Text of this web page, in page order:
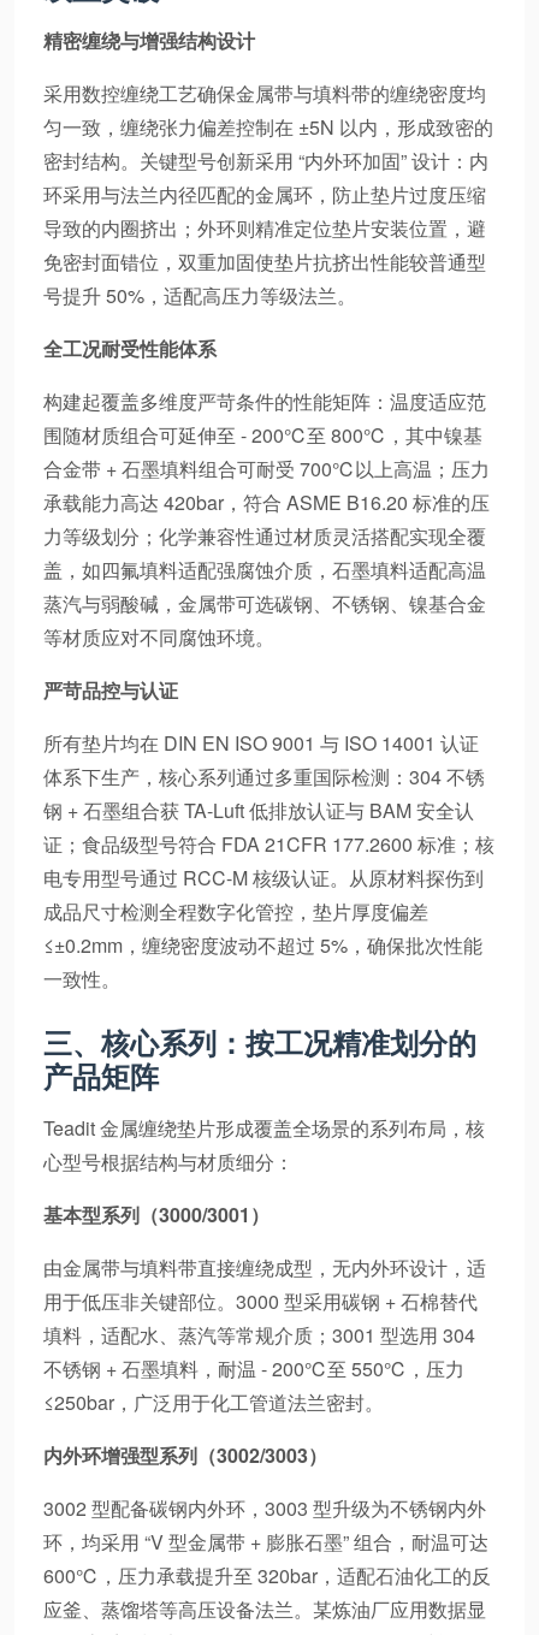
精密缠绕与增强结构设计
采用数控缠绕工艺确保金属带与填料带的缠绕密度均
匀一致，缠绕张力偏差控制在 ±5N 以内，形成致密的
密封结构。关键型号创新采用 “内外环加固” 设计：内
环采用与法兰内径匹配的金属环，防止垫片过度压缩
导致的内圈挤出；外环则精准定位垫片安装位置，避
免密封面错位，双重加固使垫片抗挤出性能较普通型
号提升 50%，适配高压力等级法兰。
全工况耐受性能体系
构建起覆盖多维度严苛条件的性能矩阵：温度适应范
围随材质组合可延伸至 - 200℃至 800℃，其中镍基
合金带 + 石墨填料组合可耐受 700℃以上高温；压力
承载能力高达 420bar，符合 ASME B16.20 标准的压
力等级划分；化学兼容性通过材质灵活搭配实现全覆
盖，如四氟填料适配强腐蚀介质，石墨填料适配高温
蒸汽与弱酸碱，金属带可选碳钢、不锈钢、镍基合金
等材质应对不同腐蚀环境。
严苛品控与认证
所有垫片均在 DIN EN ISO 9001 与 ISO 14001 认证
体系下生产，核心系列通过多重国际检测：304 不锈
钢 + 石墨组合获 TA-Luft 低排放认证与 BAM 安全认
证；食品级型号符合 FDA 21CFR 177.2600 标准；核
电专用型号通过 RCC-M 核级认证。从原材料探伤到
成品尺寸检测全程数字化管控，垫片厚度偏差
≤±0.2mm，缠绕密度波动不超过 5%，确保批次性能
一致性。
三、核心系列：按工况精准划分的
产品矩阵
Teadit 金属缠绕垫片形成覆盖全场景的系列布局，核
心型号根据结构与材质细分：
基本型系列（3000/3001）
由金属带与填料带直接缠绕成型，无内外环设计，适
用于低压非关键部位。3000 型采用碳钢 + 石棉替代
填料，适配水、蒸汽等常规介质；3001 型选用 304
不锈钢 + 石墨填料，耐温 - 200℃至 550℃，压力
≤250bar，广泛用于化工管道法兰密封。
内外环增强型系列（3002/3003）
3002 型配备碳钢内外环，3003 型升级为不锈钢内外
环，均采用 “V 型金属带 + 膨胀石墨” 组合，耐温可达
600℃，压力承载提升至 320bar，适配石油化工的反
应釜、蒸馏塔等高压设备法兰。某炼油厂应用数据显